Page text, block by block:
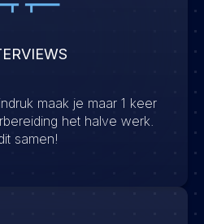
maak je maar 1 keer
het halve werk.
samen!